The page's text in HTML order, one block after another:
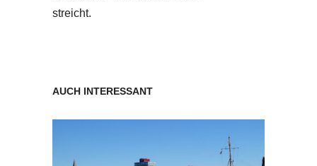
streicht.
AUCH INTERESSANT